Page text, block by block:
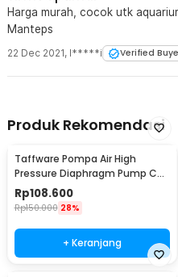
Harga murah, cocok utk
Manteps
22 Dec 2021, I*****i Verified
Produk Rekomendasi
Taffware Pompa Air High
Pressure Diaphragm Pump Car
Wash 0.55 MPa 80W - D-1
Rp108.600
Rp150.000 28%
+ Keranjang